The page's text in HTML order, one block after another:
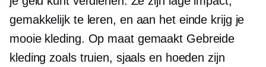
gemakkelijk te leren, en aan het einde krijg je
mooie kleding. Op maat gemaakt Gebreide
kleding zoals truien, sjaals en hoeden zijn